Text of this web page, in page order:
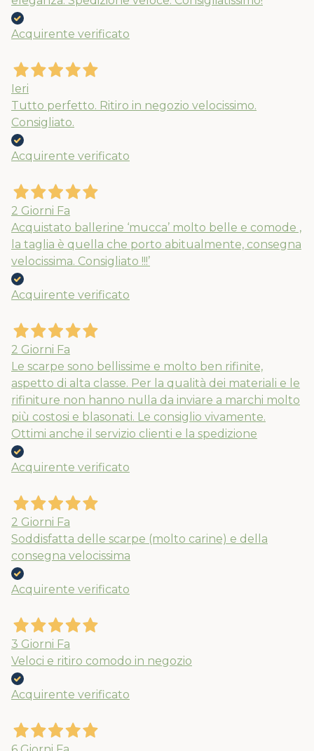
Acquirente verificato
Ieri
Tutto perfetto. Ritiro in negozio velocissimo.
Consigliato.
Acquirente verificato
2 Giorni Fa
Acquistato ballerine ‘mucca’ molto belle e comode ,
la taglia è quella che porto abitualmente, consegna
velocissima. Consigliato !!!’
Acquirente verificato
2 Giorni Fa
Le scarpe sono bellissime e molto ben rifinite,
aspetto di alta classe. Per la qualità dei materiali e le
rifiniture non hanno nulla da inviare a marchi molto
più costosi e blasonati. Le consiglio vivamente.
Ottimi anche il servizio clienti e la spedizione
Acquirente verificato
2 Giorni Fa
Soddisfatta delle scarpe (molto carine) e della
consegna velocissima
Acquirente verificato
3 Giorni Fa
Veloci e ritiro comodo in negozio
Acquirente verificato
Nuovi ribassi fino al 70%
Spedizioni garantite prima della
chiusura solo per gli ordini effettuati
entro il 5/08
APPROFITTANE ORA